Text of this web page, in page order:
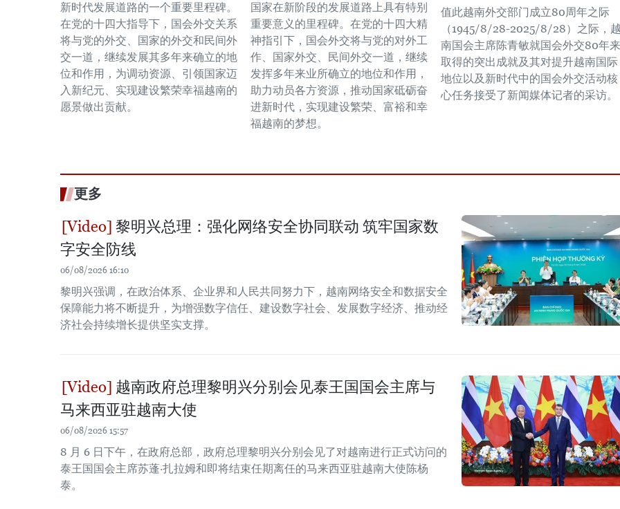
新时代发展道路的一个重要里程碑。
在党的十四大指导下，国会外交关系
将与党的外交、国家的外交和民间外
交一道，继续发展其多年来确立的地
位和作用，为调动资源、引领国家迈
入新纪元、实现建设繁荣幸福越南的
愿景做出贡献。
国家在新阶段的发展道路上具有特别
重要意义的里程碑。在党的十四大精
神指引下，国会外交将与党的对外工
作、国家外交、民间外交一道，继续
发挥多年来业所确立的地位和作用，
助力动员各方资源，推动国家砥砺奋
进新时代，实现建设繁荣、富裕和幸
福越南的梦想。
值此越南外交部门成立80周年之际
（1945/8/28-2025/8/28）之际，
南国会主席陈青敏就国会外交80年来
取得的突出成就及其对提升越南国际
地位以及新时代中的国会外交活动核
心任务接受了新闻媒体记者的采访。
更多
黎明兴总理：强化网络安全协同联动 筑牢国家数
字安全防线
06/08/2026 16:10
黎明兴强调，在政治体系、企业界和人民共同努力下，越南网络安全和数据安全
保障能力将不断提升，为增强数字信任、建设数字社会、发展数字经济、推动经
济社会持续增长提供坚实支撑。
越南政府总理黎明兴分别会见泰王国国会主席与
马来西亚驻越南大使
06/08/2026 15:57
8 月 6 日下午，在政府总部，政府总理黎明兴分别会见了对越南进行正式访问的
泰王国国会主席苏蓬·扎拉姆和即将结束任期离任的马来西亚驻越南大使陈杨
泰。